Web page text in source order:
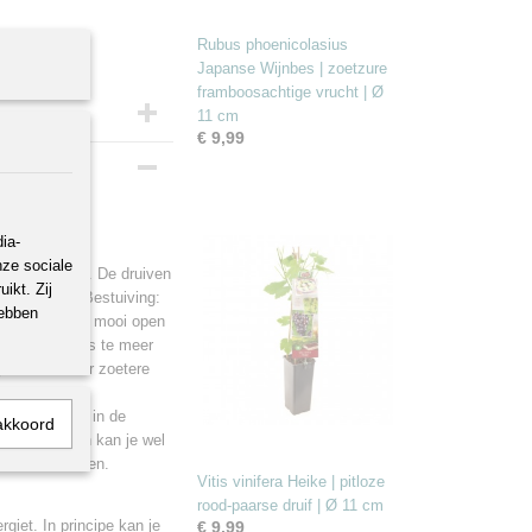
vruchtvlees. De druiven
nodig. Bestuiving:
en mooi open
de plant, des te meer
voor zoetere
bewaartijd in de
Druiven kan je wel
vocht komen.
In principe kan je
Rubus phoenicolasius
Japanse Wijnbes | zoetzure
framboosachtige vrucht | Ø
11 cm
€ 9,99
Vitis vinifera Heike | pitloze
rood-paarse druif | Ø 11 cm
€ 9,99
sociale
Zij